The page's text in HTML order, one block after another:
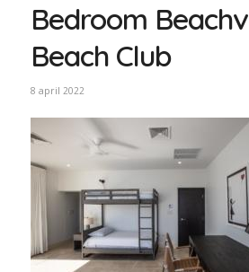
Bedroom
Beach Club
8 april 2022